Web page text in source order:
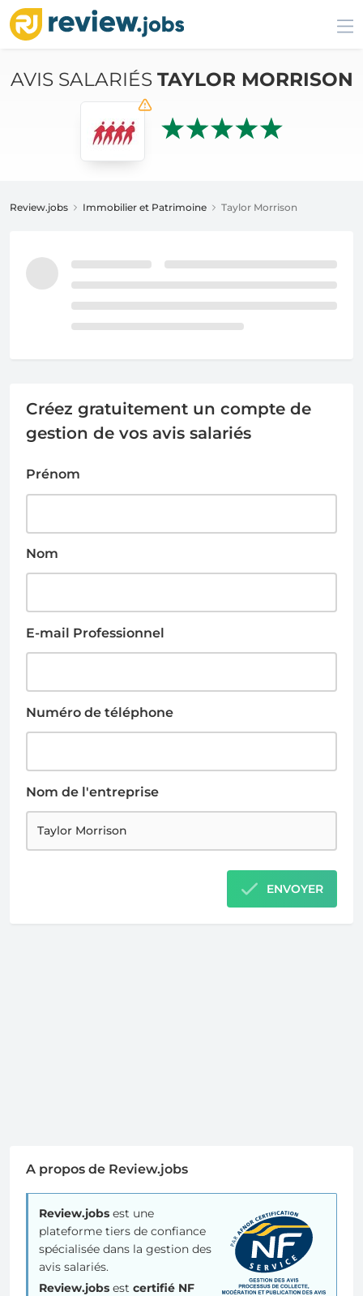
AVIS SALARIÉS TAYLOR MORRISON
Review.jobs Immobilier et Patrimoine Taylor Morrison
Créez gratuitement un compte de
gestion de vos avis salariés
Prénom
Nom
E-mail Professionnel
Numéro de téléphone
Nom de l'entreprise
ENVOYER
A propos de Review.jobs
Review.jobs est une
plateforme tiers de confiance
spécialisée dans la gestion des
avis salariés.
Review.jobs est certifié NF